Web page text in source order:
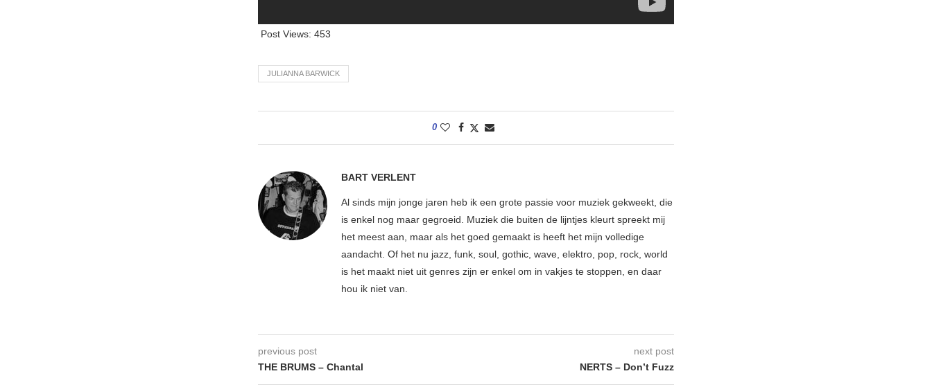
Post Views: 453
JULIANNA BARWICK
0
BART VERLENT
Al sinds mijn jonge jaren heb ik een grote passie voor muziek gekweekt, die
is enkel nog maar gegroeid. Muziek die buiten de lijntjes kleurt spreekt mij
het meest aan, maar als het goed gemaakt is heeft het mijn volledige
aandacht. Of het nu jazz, funk, soul, gothic, wave, elektro, pop, rock, world
is het maakt niet uit genres zijn er enkel om in vakjes te stoppen, en daar
hou ik niet van.
previous post
THE BRUMS – Chantal
next post
NERTS – Don’t Fuzz